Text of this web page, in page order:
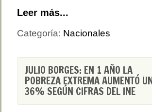
Leer más...
Categoría: Nacionales
JULIO BORGES: EN 1 AÑO LA
POBREZA EXTREMA AUMENTÓ
36% SEGÚN CIFRAS DEL INE